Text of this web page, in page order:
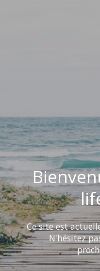
Ce site est
N'hésitez